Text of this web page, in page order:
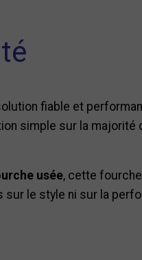
fiable et
simple sur la majorité
usée, cette
le style ni sur la